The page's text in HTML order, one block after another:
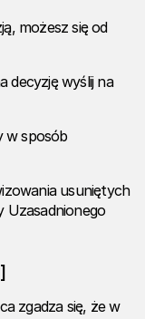
możesz się od
decyzję wyślij na
w sposób
usuniętych
zgadza się, że w